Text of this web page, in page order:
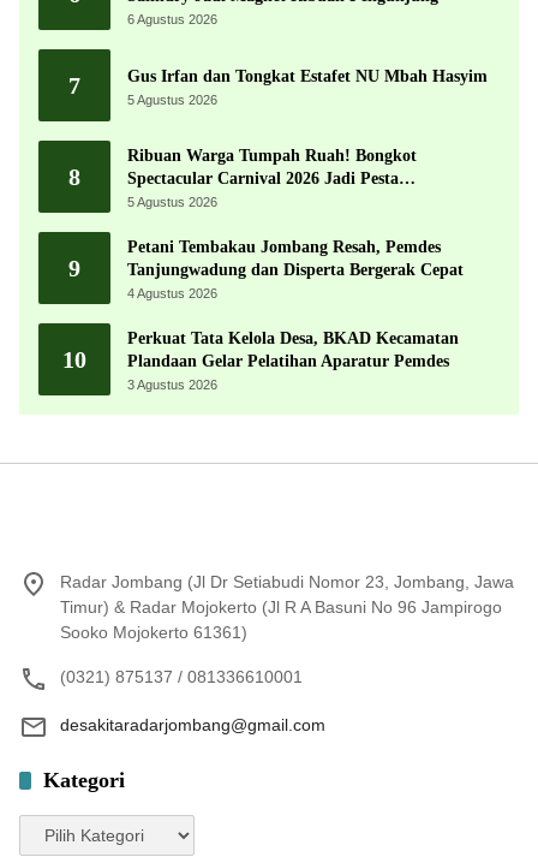
6 Agustus 2026
7 Gus Irfan dan Tongkat Estafet NU Mbah Hasyim
5 Agustus 2026
8
Ribuan Warga Tumpah Ruah! Bongkot
Spectacular Carnival 2026 Jadi Pesta
Kemerdekaan Terbesar di Peterongan
5 Agustus 2026
9
Petani Tembakau Jombang Resah, Pemdes
Tanjungwadung dan Disperta Bergerak Cepat
4 Agustus 2026
10
Perkuat Tata Kelola Desa, BKAD Kecamatan
Plandaan Gelar Pelatihan Aparatur Pemdes
3 Agustus 2026
Radar Jombang (Jl Dr Setiabudi Nomor 23, Jombang, Jawa
Timur) & Radar Mojokerto (Jl R A Basuni No 96 Jampirogo
Sooko Mojokerto 61361)
(0321) 875137 / 081336610001
desakitaradarjombang@gmail.com
Kategori
Kategori